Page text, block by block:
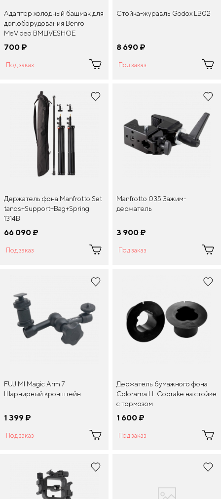
Адаптер холодный башмак для
доп.оборудования Benro
MeVideo BMLIVESHOE
Livestream Cold Shoe
700 ¤
Под заказ
Стойка-журавль Godox LB02
8 690 ¤
Под заказ
Держатель фона Manfrotto Set
tands+Support+Bag+Spring
1314B
66 090 ¤
Под заказ
Manfrotto 035 Зажим-
держатель
3 900 ¤
Под заказ
FUJIMI Magic Arm 7
Шарнирный кронштейн
1 399 ¤
Под заказ
Держатель бумажного фона
Colorama LL Cobrake на стойке
с тормозом
1 600 ¤
Под заказ